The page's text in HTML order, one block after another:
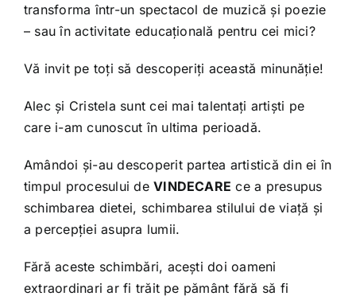
transforma într-un spectacol de muzică și poezie
– sau în activitate educațională pentru cei mici?
Vă invit pe toți să descoperiți această minunăție!
Alec și Cristela sunt cei mai talentați artiști pe
care i-am cunoscut în ultima perioadă.
Amândoi și-au descoperit partea artistică din ei în
timpul procesului deVINDECARE ce a presupus
schimbarea dietei, schimbarea stilului de viață și
a percepției asupra lumii.
Fără aceste schimbări, acești doi oameni
extraordinari ar fi trăit pe pământ fără să fi